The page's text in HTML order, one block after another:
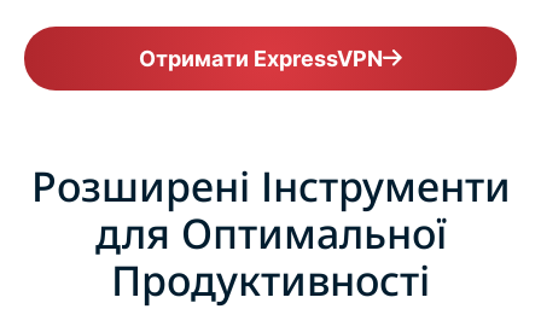
Отримати ExpressVPN
Розширені Інструменти
для Оптимальної
Продуктивності